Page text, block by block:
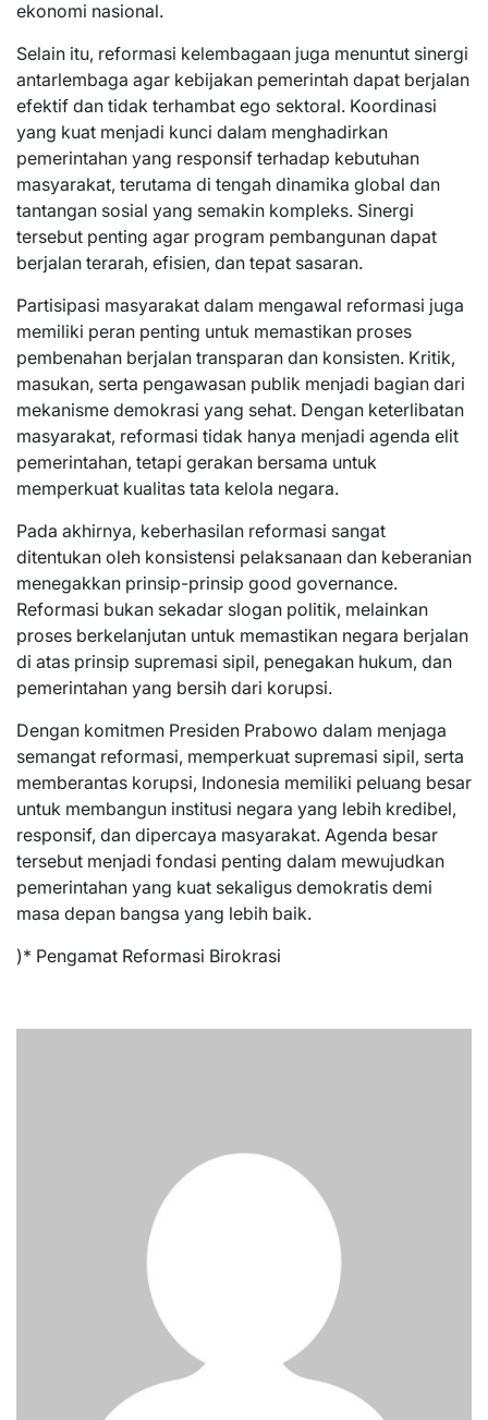
ekonomi nasional.
Selain itu, reformasi kelembagaan juga menuntut sinergi
antarlembaga agar kebijakan pemerintah dapat berjalan
efektif dan tidak terhambat ego sektoral. Koordinasi
yang kuat menjadi kunci dalam menghadirkan
pemerintahan yang responsif terhadap kebutuhan
masyarakat, terutama di tengah dinamika global dan
tantangan sosial yang semakin kompleks. Sinergi
tersebut penting agar program pembangunan dapat
berjalan terarah, efisien, dan tepat sasaran.
Partisipasi masyarakat dalam mengawal reformasi juga
memiliki peran penting untuk memastikan proses
pembenahan berjalan transparan dan konsisten. Kritik,
masukan, serta pengawasan publik menjadi bagian dari
mekanisme demokrasi yang sehat. Dengan keterlibatan
masyarakat, reformasi tidak hanya menjadi agenda elit
pemerintahan, tetapi gerakan bersama untuk
memperkuat kualitas tata kelola negara.
Pada akhirnya, keberhasilan reformasi sangat
ditentukan oleh konsistensi pelaksanaan dan keberanian
menegakkan prinsip-prinsip good governance.
Reformasi bukan sekadar slogan politik, melainkan
proses berkelanjutan untuk memastikan negara berjalan
di atas prinsip supremasi sipil, penegakan hukum, dan
pemerintahan yang bersih dari korupsi.
Dengan komitmen Presiden Prabowo dalam menjaga
semangat reformasi, memperkuat supremasi sipil, serta
memberantas korupsi, Indonesia memiliki peluang besar
untuk membangun institusi negara yang lebih kredibel,
responsif, dan dipercaya masyarakat. Agenda besar
tersebut menjadi fondasi penting dalam mewujudkan
pemerintahan yang kuat sekaligus demokratis demi
masa depan bangsa yang lebih baik.
)* Pengamat Reformasi Birokrasi